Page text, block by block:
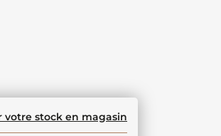
votre stock en magasin